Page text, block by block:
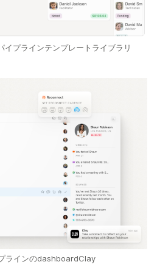
イプラインテンプレートライブラリ
ラインのdashboardClay